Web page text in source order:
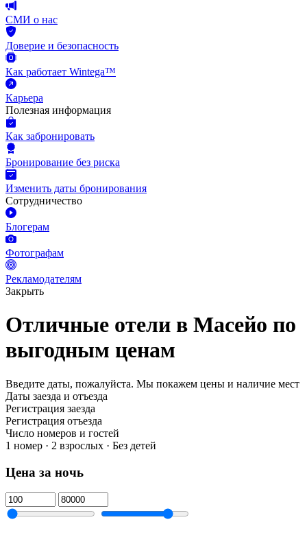
СМИ о нас
Доверие и безопасность
Как работает Wintega™
Карьера
Полезная информация
Как забронировать
Бронирование без риска
Изменить даты бронирования
Сотрудничество
Блогерам
Фотографам
Рекламодателям
Закрыть
Отличные отели в Масейо по
выгодным ценам
Введите даты, пожалуйста. Мы покажем цены и наличие мест
Даты заезда и отъезда
Регистрация заезда
Регистрация отъезда
Число номеров и гостей
1 номер · 2 взрослых · Без детей
Цена за ночь